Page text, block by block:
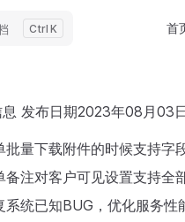
K 首
发布日期2023年08月03
批量下载附件的时候支持字
备注对客户可见设置支持全
系统已知BUG，优化服务性